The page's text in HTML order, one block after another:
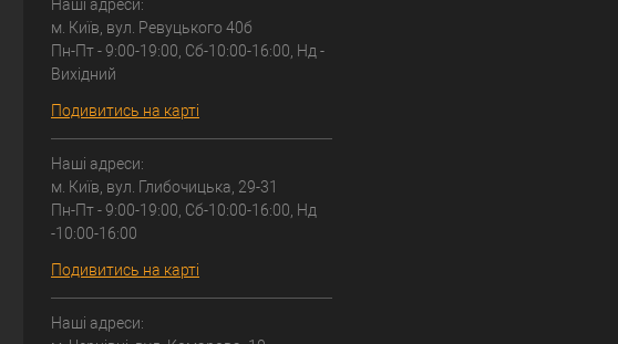
Наші адреси:
м. Київ, вул. Ревуцького 40б
Пн-Пт - 9:00-19:00, Сб-10:00-16:00, Нд -
Вихідний
Подивитись на карті
Наші адреси:
м. Київ, вул. Глибочицька, 29-31
Пн-Пт - 9:00-19:00, Сб-10:00-16:00, Нд
-10:00-16:00
Подивитись на карті
Наші адреси: